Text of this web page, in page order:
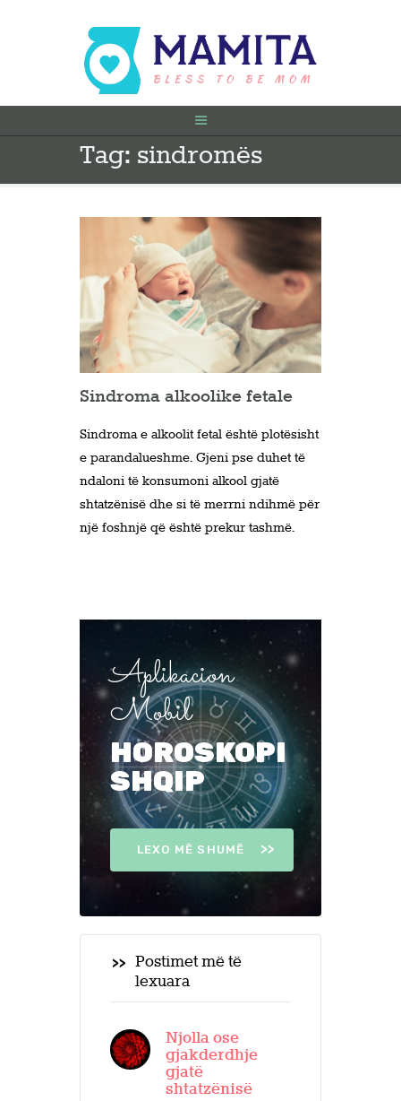
Tag: sindromës
FILLIMI
PARA SHTATËZANIE
VITI I PARË
KONTAKT
Sindroma alkoolike fetale
Sindroma e alkoolit fetal është plotësisht
e parandalueshme. Gjeni pse duhet të
ndaloni të konsumoni alkool gjatë
shtatzënisë dhe si të merrni ndihmë për
një foshnjë që është prekur tashmë.
Aplikacion
Mobil
HOROSKOPI
SHQIP
LEXO MË SHUMË
Postimet më të
lexuara
Njolla ose
gjakderdhje
gjatë
shtatzënisë